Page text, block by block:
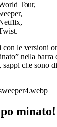
Tour,
con le versioni
nella barra
sappi che sono
minato!